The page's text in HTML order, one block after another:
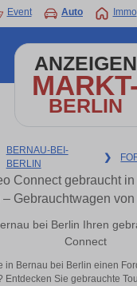
Event Auto Immo
ANZEIGEN
BERLIN
BERNAU-BEI-
BERLIN
❯
Connect gebraucht
Gebrauchtwagen
bei Berlin Ihren
Connect
in Bernau bei Berlin einen
Entdecken Sie gebrauchte